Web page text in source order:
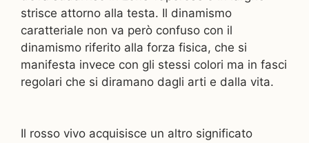
strisce attorno alla testa. Il dinamismo
caratteriale non va però confuso con il
dinamismo riferito alla forza fisica, che si
manifesta invece con gli stessi colori ma in fasci
regolari che si diramano dagli arti e dalla vita.
Il rosso vivo acquisisce un altro significato